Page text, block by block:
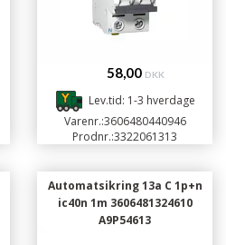
58,00 DKK
Lev.tid: 1-3 hverdage
Varenr.:3606480440946
Prodnr.:3322061313
Automatsikring 13a C 1p+n
ic40n 1m 3606481324610
A9P54613